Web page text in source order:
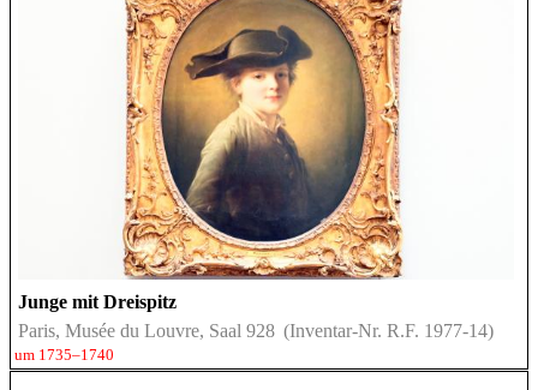
Junge mit Dreispitz
Paris, Musée du Louvre, Saal 928 (Inventar-Nr. R.F. 1977-14)
um 1735–1740